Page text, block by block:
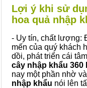
Lợi ý khi sử
hoa quả nhập
- Uy tín, chất lượng:
mến của quý khách
dồi, phát triển cái
cây nhập khẩu 360
nay một phần nhờ
nhập khẩu nói lên